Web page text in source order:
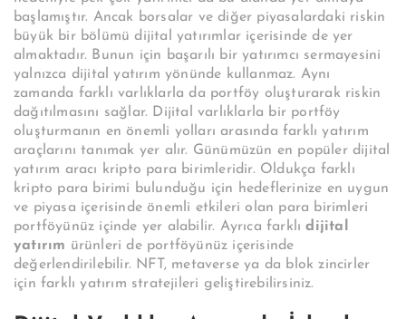
başlamıştır. Ancak borsalar ve diğer piyasalardaki riskin
büyük bir bölümü dijital yatırımlar içerisinde de yer
almaktadır. Bunun için başarılı bir yatırımcı sermayesini
yalnızca dijital yatırım yönünde kullanmaz. Aynı
zamanda farklı varlıklarla da portföy oluşturarak riskin
dağıtılmasını sağlar. Dijital varlıklarla bir portföy
oluşturmanın en önemli yolları arasında farklı yatırım
araçlarını tanımak yer alır. Günümüzün en popüler dijital
yatırım aracı kripto para birimleridir. Oldukça farklı
kripto para birimi bulunduğu için hedeflerinize en uygun
ve piyasa içerisinde önemli etkileri olan para birimleri
portföyünüz içinde yer alabilir. Ayrıca farklıdijital
yatırım ürünleri de portföyünüz içerisinde
değerlendirilebilir. NFT, metaverse ya da blok zincirler
için farklı yatırım stratejileri geliştirebilirsiniz.